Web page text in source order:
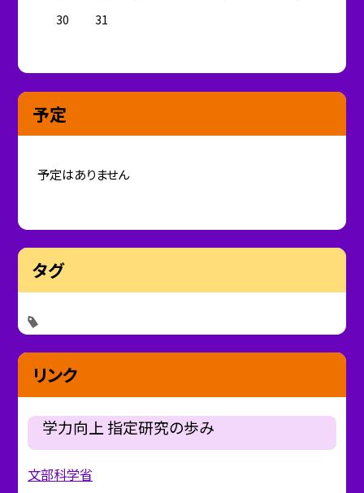
30
31
予定
予定はありません
タグ
リンク
学力向上 指定研究の歩み
文部科学省